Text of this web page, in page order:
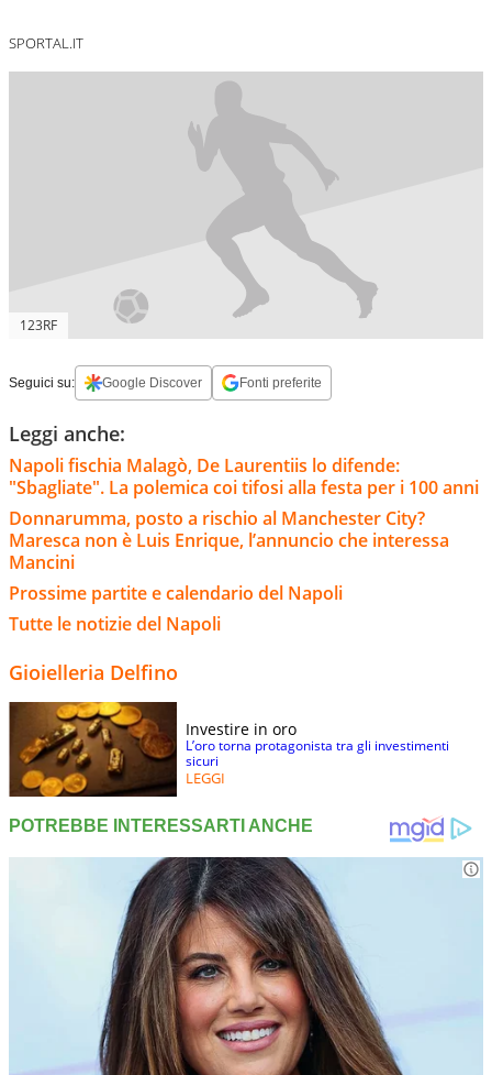
SPORTAL.IT
123RF
Seguici su: Google Discover Fonti preferite
Leggi anche:
Napoli fischia Malagò, De Laurentiis lo difende:
"Sbagliate". La polemica coi tifosi alla festa per i 100 anni
Donnarumma, posto a rischio al Manchester City?
Maresca non è Luis Enrique, l’annuncio che interessa
Mancini
Prossime partite e calendario del Napoli
Tutte le notizie del Napoli
Gioielleria Delfino
Investire in oro
L’oro torna protagonista tra gli investimenti
sicuri
LEGGI